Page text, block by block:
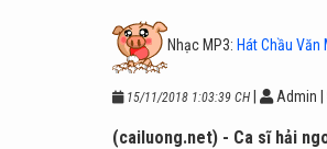
Nhạc MP3: Hát Chầu Văn
15/11/2018 1:03:39 CH Admin
(cailuong.net) - Ca sĩ hải